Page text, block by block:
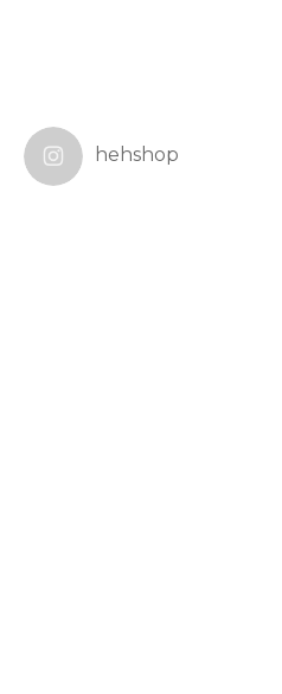
hehshop